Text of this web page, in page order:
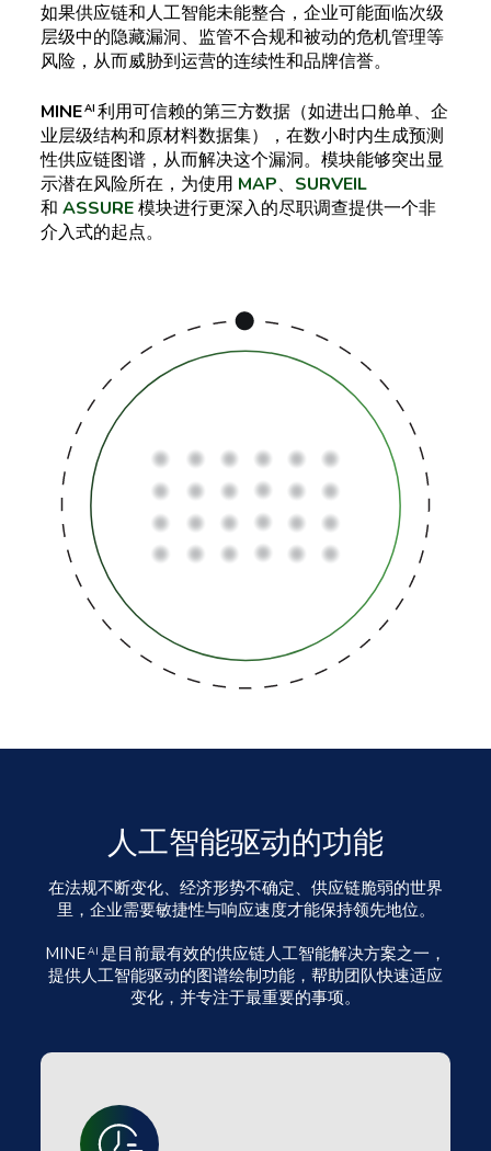
如果供应链和人工智能未能整合，企业可能面临次级
层级中的隐藏漏洞、监管不合规和被动的危机管理等
风险，从而威胁到运营的连续性和品牌信誉。
MINEAI利用可信赖的第三方数据（如进出口舱单、企
业层级结构和原材料数据集），在数小时内生成预测
性供应链图谱，从而解决这个漏洞。模块能够突出显
示潜在风险所在，为使用 MAP、 SURVEIL
和 ASSURE模块进行更深入的尽职调查提供一个非
介入式的起点。
人工智能驱动的功能
在法规不断变化、经济形势不确定、供应链脆弱的世界
里，企业需要敏捷性与响应速度才能保持领先地位。
MINEAI是目前最有效的供应链人工智能解决方案之一，
提供人工智能驱动的图谱绘制功能，帮助团队快速适应
变化，并专注于最重要的事项。